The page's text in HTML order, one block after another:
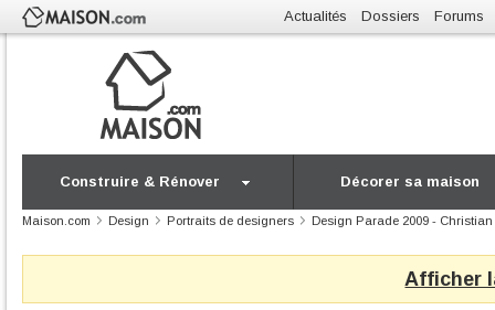
Actualités Dossiers Forums
Construire & Rénover Décorer sa maison
Maison.com Design Portraits de designers Design Parade 2009 -
Afficher